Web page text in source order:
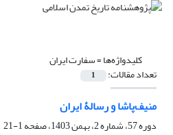
کلیدواژه‌ها =سفارت ایران
تعداد مقالات: 1
منیف‌پاشا و رسالۀ ایران
دوره 57، شماره 2، بهمن 1403، صفحه
1-21